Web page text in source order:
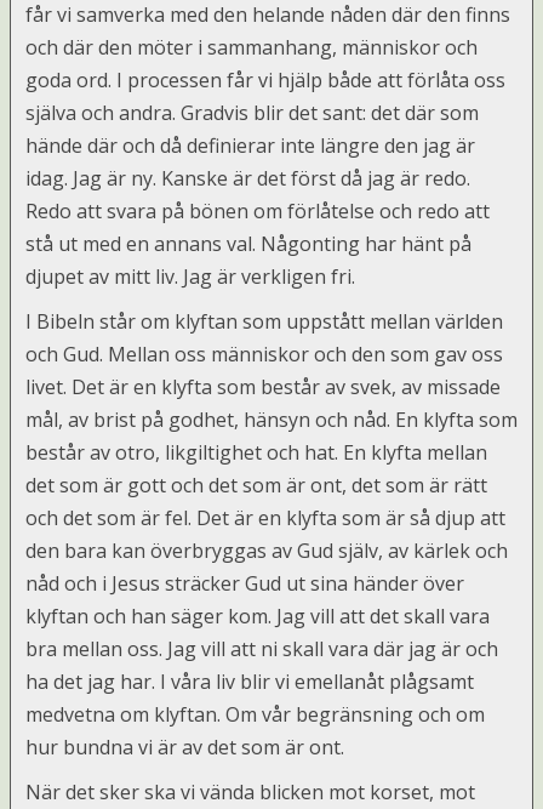
får vi samverka med den helande nåden där den finns
och där den möter i sammanhang, människor och
goda ord. I processen får vi hjälp både att förlåta oss
själva och andra. Gradvis blir det sant: det där som
hände där och då definierar inte längre den jag är
idag. Jag är ny. Kanske är det först då jag är redo.
Redo att svara på bönen om förlåtelse och redo att
stå ut med en annans val. Någonting har hänt på
djupet av mitt liv. Jag är verkligen fri.
I Bibeln står om klyftan som uppstått mellan världen
och Gud. Mellan oss människor och den som gav oss
livet. Det är en klyfta som består av svek, av missade
mål, av brist på godhet, hänsyn och nåd. En klyfta som
består av otro, likgiltighet och hat. En klyfta mellan
det som är gott och det som är ont, det som är rätt
och det som är fel. Det är en klyfta som är så djup att
den bara kan överbryggas av Gud själv, av kärlek och
nåd och i Jesus sträcker Gud ut sina händer över
klyftan och han säger kom. Jag vill att det skall vara
bra mellan oss. Jag vill att ni skall vara där jag är och
ha det jag har. I våra liv blir vi emellanåt plågsamt
medvetna om klyftan. Om vår begränsning och om
hur bundna vi är av det som är ont.
När det sker ska vi vända blicken mot korset, mot